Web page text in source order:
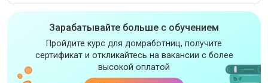
Зарабатывайте больше с обучением
Пройдите курс для домработниц, получите
сертификат и откликайтесь на вакансии с более
высокой оплатой